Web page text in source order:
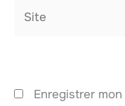
Enregistrer